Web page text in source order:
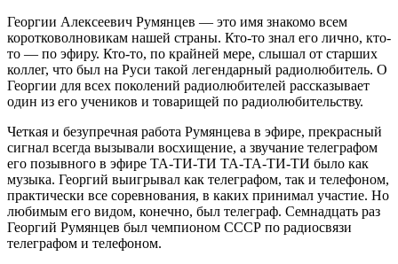
Георгии Алексеевич Румянцев — это имя знакомо всем
коротковолновикам нашей страны. Кто-то знал его лично, кто-
то — по эфиру. Кто-то, по крайней мере, слышал от старших
коллег, что был на Руси такой легендарный радиолюбитель. О
Георгии для всех поколений радиолюбителей рассказывает
один из его учеников и товарищей по радиолюбительству.
Четкая и безупречная работа Румянцева в эфире, прекрасный
сигнал всегда вызывали восхищение, а звучание телеграфом
его позывного в эфире ТА-ТИ-ТИ ТА-ТА-ТИ-ТИ было как
музыка. Георгий выигрывал как телеграфом, так и телефоном,
практически все соревнования, в каких принимал участие. Но
любимым его видом, конечно, был телеграф. Семнадцать раз
Георгий Румянцев был чемпионом СССР по радиосвязи
телеграфом и телефоном.